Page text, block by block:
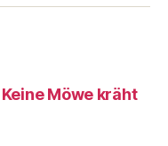
Möwe kräht